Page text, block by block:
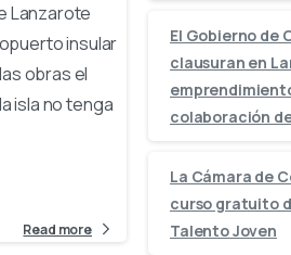
Lanzarote
insular
obras el
isla no tenga
Read more
El Gobierno de
clausuran en
colaboración
La Cámara de
curso gratuito
Talento Joven